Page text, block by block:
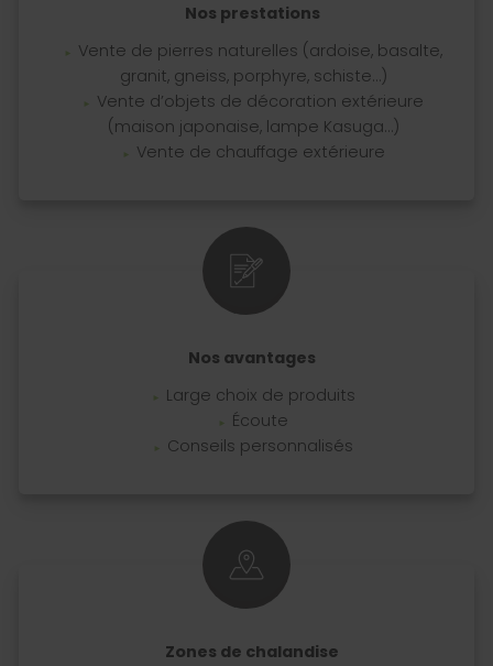
Nos prestations
Vente de pierres naturelles (ardoise, basalte,
granit, gneiss, porphyre, schiste…)
Vente d’objets de décoration extérieure
(maison japonaise, lampe Kasuga…)
Vente de chauffage extérieure
Nos avantages
Large choix de produits
Écoute
Conseils personnalisés
Zones de chalandise